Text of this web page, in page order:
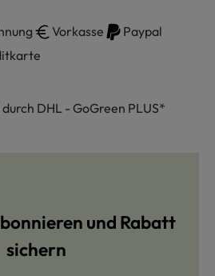
Vorkasse
Paypal
DHL - GoGreen PLUS*
und Rabatt
sichern